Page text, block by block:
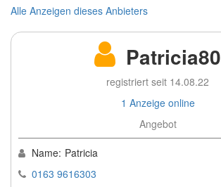
Alle Anzeigen dieses Anbieters
Patricia80
registriert seit 14.08.22
1 Anzeige online
Angebot
Name: Patricia
0163 9616303